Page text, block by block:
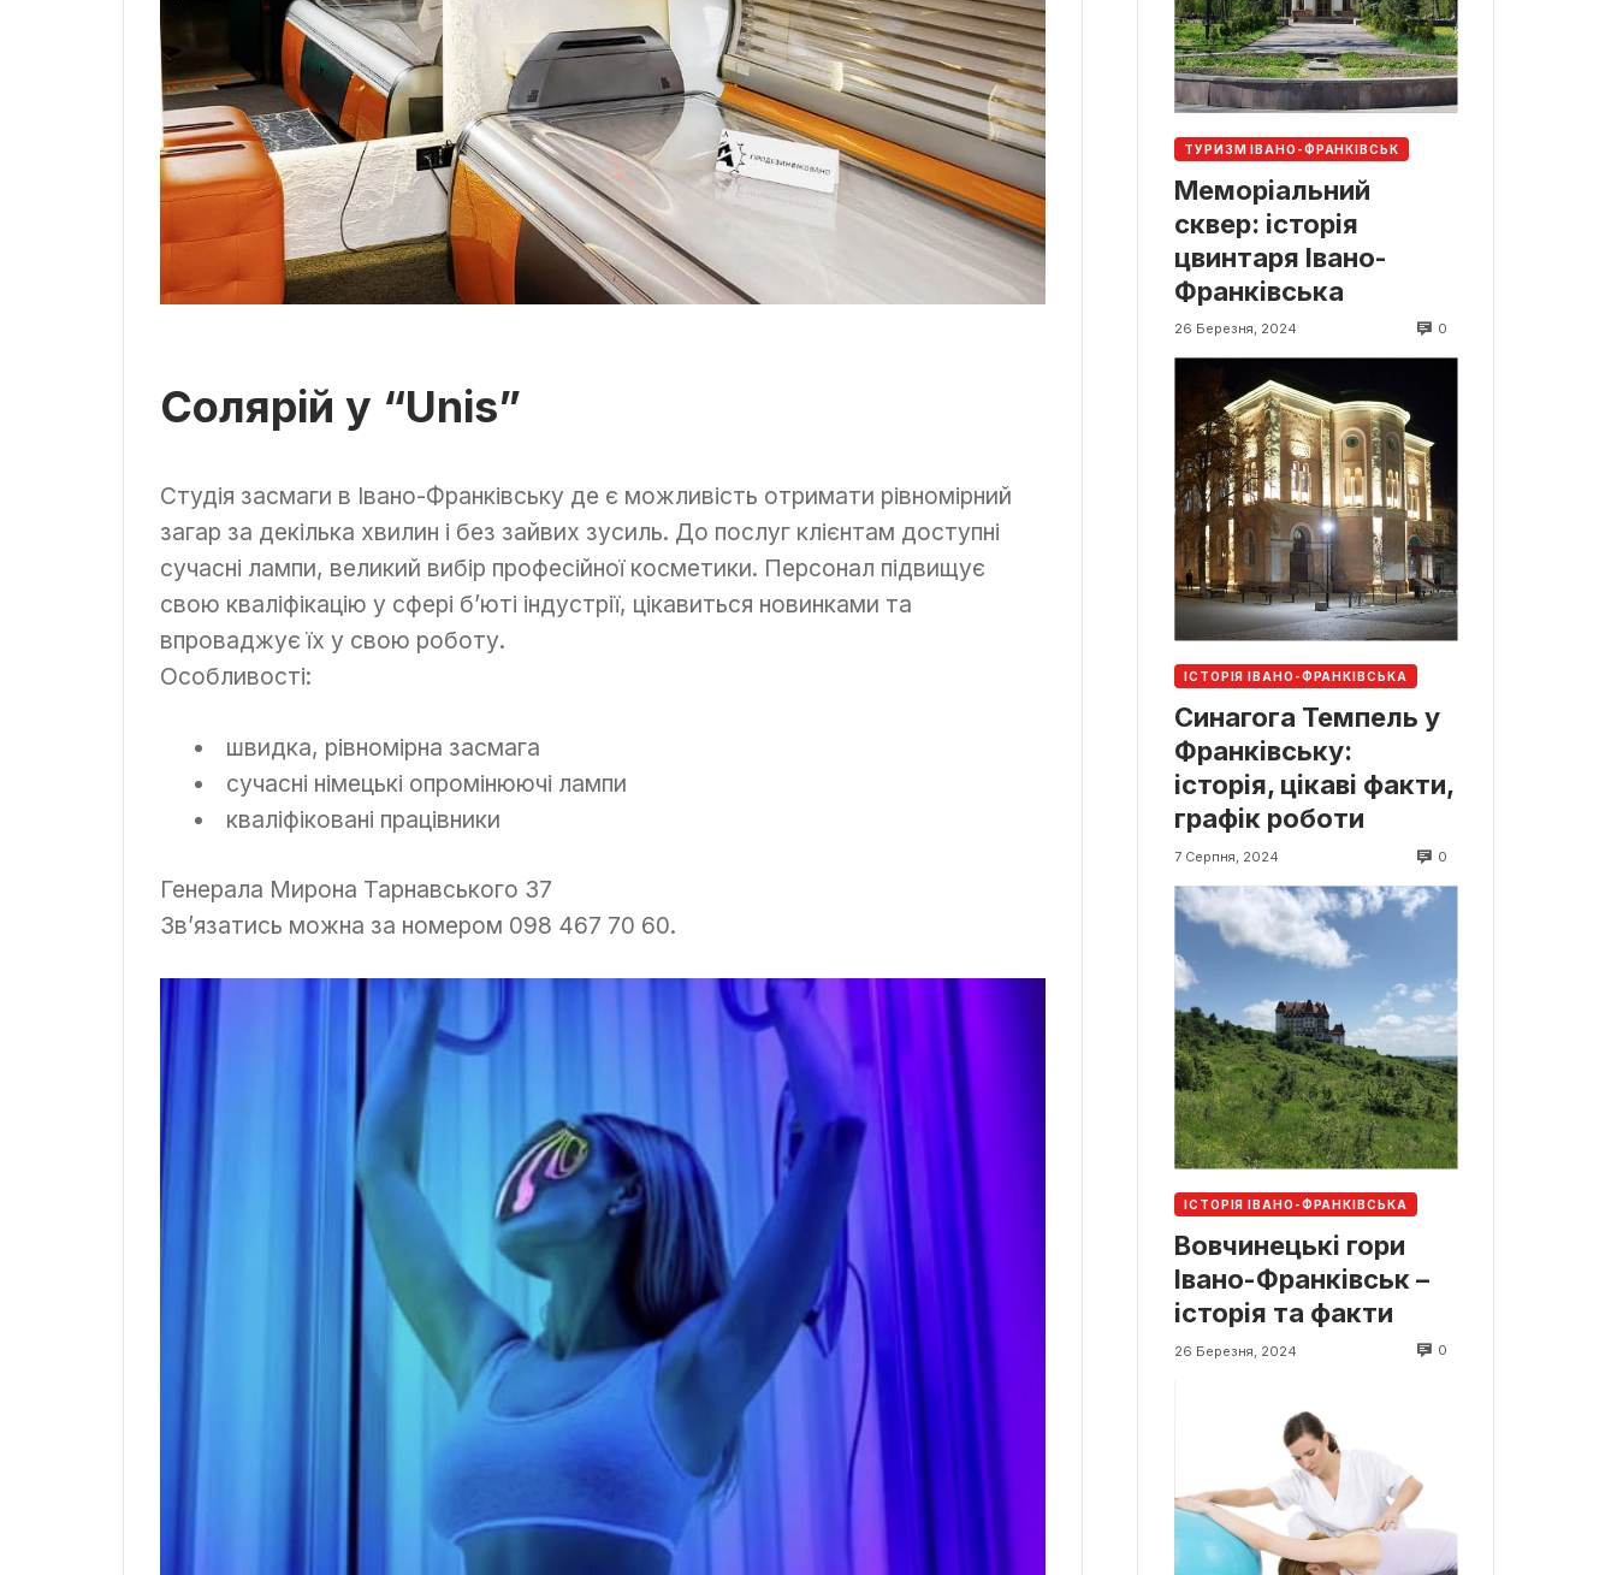
Солярій у “Unis”
Студія засмаги в Івано-Франківську де є можливість отримати рівномірний
загар за декілька хвилин і без зайвих зусиль. До послуг клієнтам доступні
сучасні лампи, великий вибір професійної косметики. Персонал підвищує
свою кваліфікацію у сфері б’юті індустрії, цікавиться новинками та
впроваджує їх у свою роботу.
Особливості:
швидка, рівномірна засмага
сучасні німецькі опромінюючі лампи
кваліфіковані працівники
Генерала Мирона Тарнавського 37
Зв’язатись можна за номером 098 467 70 60.
ТУРИЗМ ІВАНО-ФРАНКІВСЬК
Меморіальний
сквер: історія
цвинтаря Івано-
Франківська
26 Березня, 2024 0
ІСТОРІЯ ІВАНО-ФРАНКІВСЬКА
Синагога Темпель у
Франківську:
історія, цікаві факти,
графік роботи
7 Серпня, 2024 0
ІСТОРІЯ ІВАНО-ФРАНКІВСЬКА
Вовчинецькі гори
Івано-Франківськ –
історія та факти
26 Березня, 2024 0